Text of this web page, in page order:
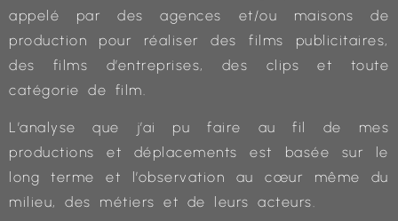
appelé par des agences et/ou maisons de
production pour réaliser des films publicitaires,
des films d’entreprises, des clips et toute
catégorie de film.
L’analyse que j’ai pu faire au fil de mes
productions et déplacements est basée sur le
long terme et l’observation au cœur même du
milieu, des métiers et de leurs acteurs.